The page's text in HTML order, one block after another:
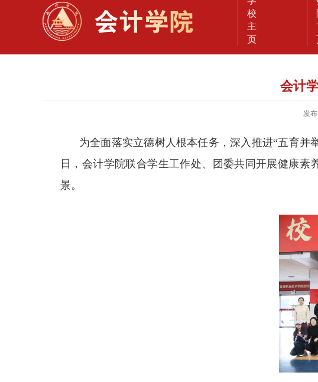
校
主
页
会计
发
为全面落实立德树人根本任务，深入推进“五育并
日，会计学院联合学生工作处、团委共同开展健康
景。